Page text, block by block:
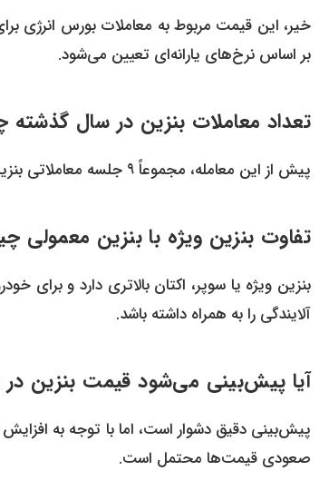
خیر، این قیمت مربوط به معاملات بورس انرژی
بر اساس نرخ‌های یارانه‌ای تعیین می‌شود.
تعداد معاملات بنزین در سال گذشته
پیش از این معامله، مجموعاً ۹ جلسه معاملاتی بنزین ویژه از ۴ دی تا ۱۶ اسفند ۱۴۰۴ برگزار شده بود.
تفاوت بنزین ویژه با بنزین معمولی
بنزین ویژه یا سوپر، اکتان بالاتری دارد و
آلایندگی را به همراه داشته باشد.
آیا پیش‌بینی می‌شود قیمت بنزین در
پیش‌بینی دقیق دشوار است، اما با توجه به افزایش
صعودی قیمت‌ها محتمل است.